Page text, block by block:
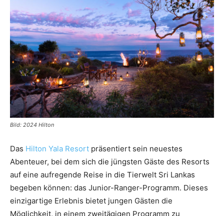
Reiseempfehlungen.
Bild: 2024 Hilton
Das Hilton Yala Resort präsentiert sein neuestes
Abenteuer, bei dem sich die jüngsten Gäste des Resorts
auf eine aufregende Reise in die Tierwelt Sri Lankas
begeben können: das Junior-Ranger-Programm. Dieses
einzigartige Erlebnis bietet jungen Gästen die
Möglichkeit, in einem zweitägigen Programm zu